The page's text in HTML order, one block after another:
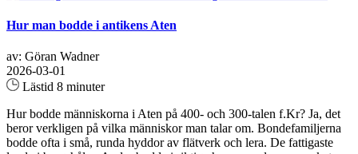
Hur man bodde i antikens Aten
av: Göran Wadner
2026-03-01
Lästid 8 minuter
Hur bodde människorna i Aten på 400- och 300-talen f.Kr? Ja, det
beror verkligen på vilka människor man talar om. Bondefamiljerna
bodde ofta i små, runda hyddor av flätverk och lera. De fattigaste